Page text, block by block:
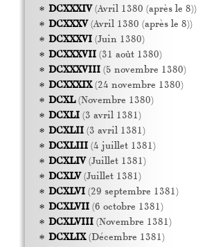
DCXXXIV(Avril 1380 (après le 8))
DCXXXV(Avril 1380 (après le 8))
DCXXXVI(Juin 1380)
DCXXXVII(31 août 1380)
DCXXXVIII(5 novembre 1380)
DCXXXIX(24 novembre 1380)
DCXL(Novembre 1380)
DCXLI(3 avril 1381)
DCXLII(3 avril 1381)
DCXLIII(4 juillet 1381)
DCXLIV(Juillet 1381)
DCXLV(Juillet 1381)
DCXLVI(29 septembre 1381)
DCXLVII(6 octobre 1381)
DCXLVIII(Novembre 1381)
DCXLIX(Décembre 1381)